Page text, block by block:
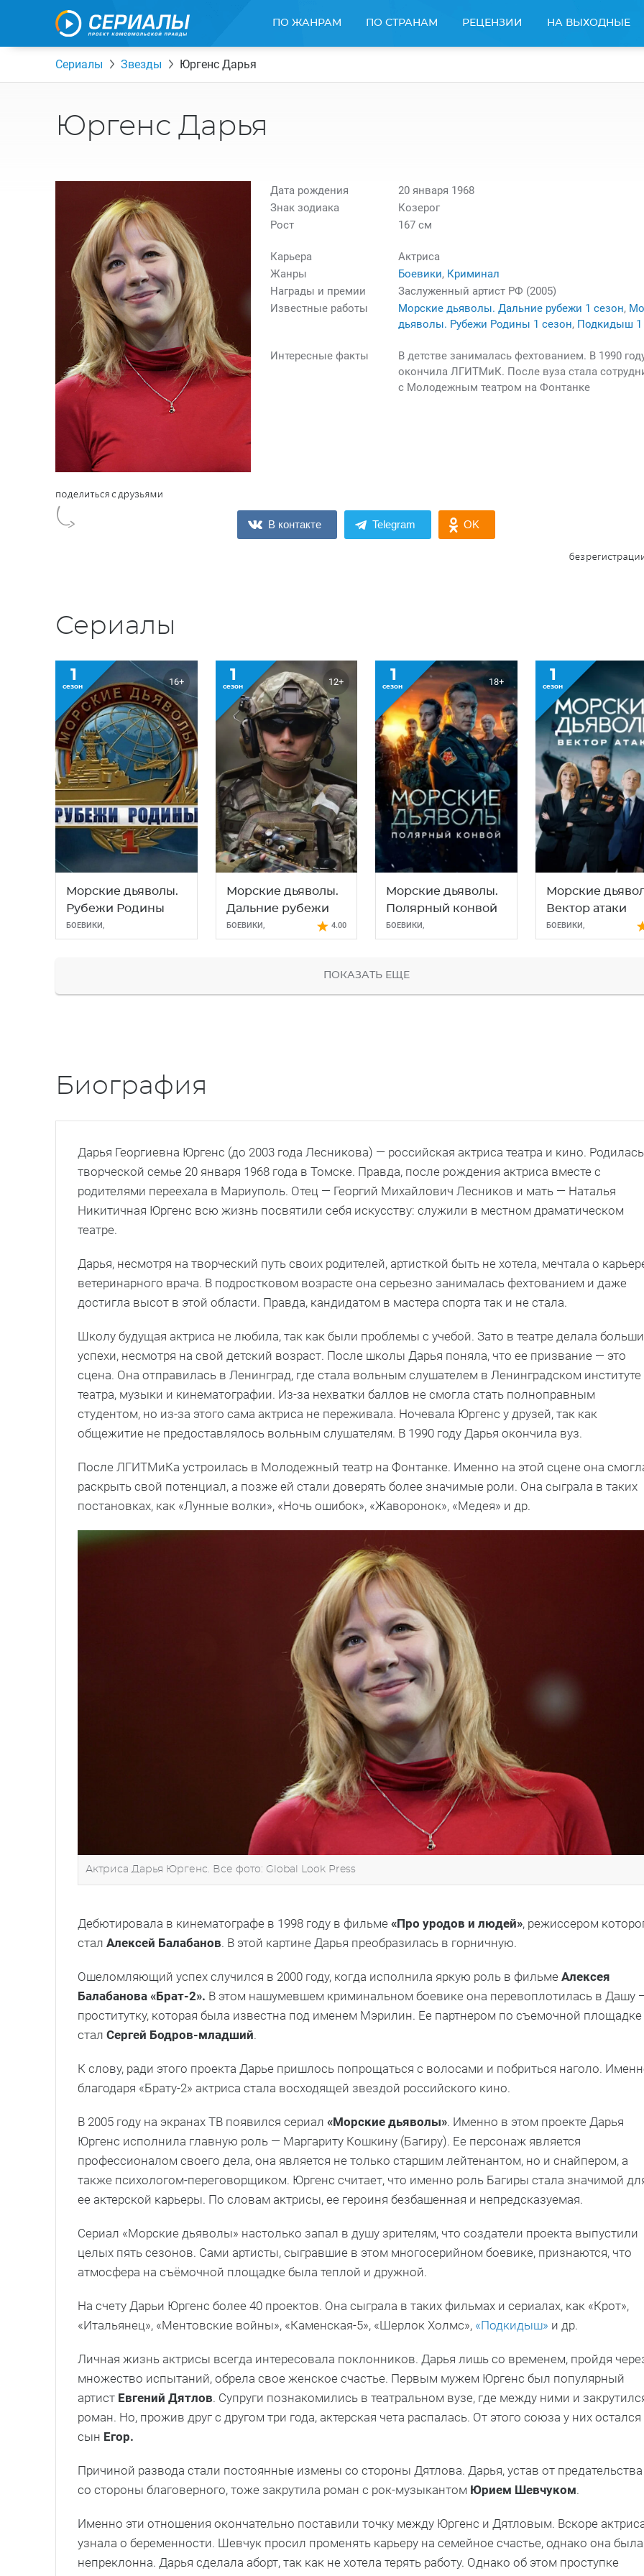
ПО ЖАНРАМ ПО СТРАНАМ РЕЦЕНЗИИ НА ВЫХОДНЫЕ
Сериалы Звезды Юргенс Дарья
Юргенс Дарья
Дата рождения
20 января 1968
Знак зодиака
Козерог
Рост
167 см
Карьера
Актриса
Жанры
Боевики, Криминал
Награды и премии
Заслуженный артист РФ (2005)
Известные работы
Морские дьяволы. Дальние рубежи 1 сезон,
дьяволы. Рубежи Родины 1 сезон, Подкидыш 1
Интересные факты
В детстве занималась фехтованием. В 1990
окончила ЛГИТМиК. После вуза стала
с Молодежным театром на Фонтанке
В контакте Telegram OK
Сериалы
1
сезон 16+
Морские дьяволы.
Рубежи Родины
БОЕВИКИ,
ДЕТЕКТИВЫ,
1
сезон 12+
Морские дьяволы.
Дальние рубежи
БОЕВИКИ,
ДЕТЕКТИВЫ,ДРАМЫ
4.00
1
сезон 18+
Морские дьяволы.
Полярный конвой
БОЕВИКИ,
ДЕТЕКТИВЫ,ДРАМЫ
1
сезон
Морские
Вектор атаки
БОЕВИКИ,
ДЕТЕКТИВЫ
ПОКАЗАТЬ ЕЩЕ
Биография
Дарья Георгиевна Юргенс (до 2003 года Лесникова) — российская актриса театра и кино.
творческой семье 20 января 1968 года в Томске. Правда, после рождения актриса вместе с
родителями переехала в Мариуполь. Отец — Георгий Михайлович Лесников и мать — Наталья
Никитичная Юргенс всю жизнь посвятили себя искусству: служили в местном драматическом
театре.
Дарья, несмотря на творческий путь своих родителей, артисткой быть не хотела, мечтала о
ветеринарного врача. В подростковом возрасте она серьезно занималась фехтованием и даже
достигла высот в этой области. Правда, кандидатом в мастера спорта так и не стала.
Школу будущая актриса не любила, так как были проблемы с учебой. Зато в театре делала
успехи, несмотря на свой детский возраст. После школы Дарья поняла, что ее призвание — это
сцена. Она отправилась в Ленинград, где стала вольным слушателем в Ленинградском институте
театра, музыки и кинематографии. Из-за нехватки баллов не смогла стать полноправным
студентом, но из-за этого сама актриса не переживала. Ночевала Юргенс у друзей, так как
общежитие не предоставлялось вольным слушателям. В 1990 году Дарья окончила вуз.
После ЛГИТМиКа устроилась в Молодежный театр на Фонтанке. Именно на этой сцене она
раскрыть свой потенциал, а позже ей стали доверять более значимые роли. Она сыграла в таких
постановках, как «Лунные волки», «Ночь ошибок», «Жаворонок», «Медея» и др.
Актриса Дарья Юргенс. Все фото: Global Look Press
Дебютировала в кинематографе в 1998 году в фильме «Про уродов и людей», режиссером
стал Алексей Балабанов. В этой картине Дарья преобразилась в горничную.
Ошеломляющий успех случился в 2000 году, когда исполнила яркую роль в фильме Алексея
Балабанова «Брат-2». В этом нашумевшем криминальном боевике она перевоплотилась в Дашу
проститутку, которая была известна под именем Мэрилин. Ее партнером по съемочной площадке
стал Сергей Бодров-младший.
К слову, ради этого проекта Дарье пришлось попрощаться с волосами и побриться наголо.
благодаря «Брату-2» актриса стала восходящей звездой российского кино.
В 2005 году на экранах ТВ появился сериал «Морские дьяволы». Именно в этом проекте Дарья
Юргенс исполнила главную роль — Маргариту Кошкину (Багиру). Ее персонаж является
профессионалом своего дела, она является не только старшим лейтенантом, но и снайпером, а
также психологом-переговорщиком. Юргенс считает, что именно роль Багиры стала значимой
ее актерской карьеры. По словам актрисы, ее героиня безбашенная и непредсказуемая.
Сериал «Морские дьяволы» настолько запал в душу зрителям, что создатели проекта выпустили
целых пять сезонов. Сами артисты, сыгравшие в этом многосерийном боевике, признаются, что
атмосфера на съёмочной площадке была теплой и дружной.
На счету Дарьи Юргенс более 40 проектов. Она сыграла в таких фильмах и сериалах, как «Крот»,
«Итальянец», «Ментовские войны», «Каменская-5», «Шерлок Холмс», «Подкидыш» и др.
Личная жизнь актрисы всегда интересовала поклонников. Дарья лишь со временем, пройдя
множество испытаний, обрела свое женское счастье. Первым мужем Юргенс был популярный
артист Евгений Дятлов. Супруги познакомились в театральном вузе, где между ними и
роман. Но, прожив друг с другом три года, актерская чета распалась. От этого союза у них остался
сын Егор.
Причиной развода стали постоянные измены со стороны Дятлова. Дарья, устав от предательства
со стороны благоверного, тоже закрутила роман с рок-музыкантом Юрием Шевчуком.
Именно эти отношения окончательно поставили точку между Юргенс и Дятловым. Вскоре
узнала о беременности. Шевчук просил променять карьеру на семейное счастье, однако она была
непреклонна. Дарья сделала аборт, так как не хотела терять работу. Однако об этом проступке